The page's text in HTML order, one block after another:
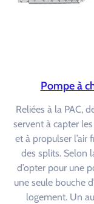
Pompe à
Reliées à la PAC,
servent à capter
et à propulser l’air
des splits. Selon
d’opter pour une
une seule bouche
logement. Un